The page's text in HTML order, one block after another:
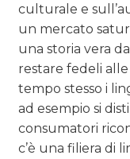
culturale e
un mercato
una storia vera
restare fedeli
tempo stesso i
ad esempio si
consumatori
c’è una filiera di